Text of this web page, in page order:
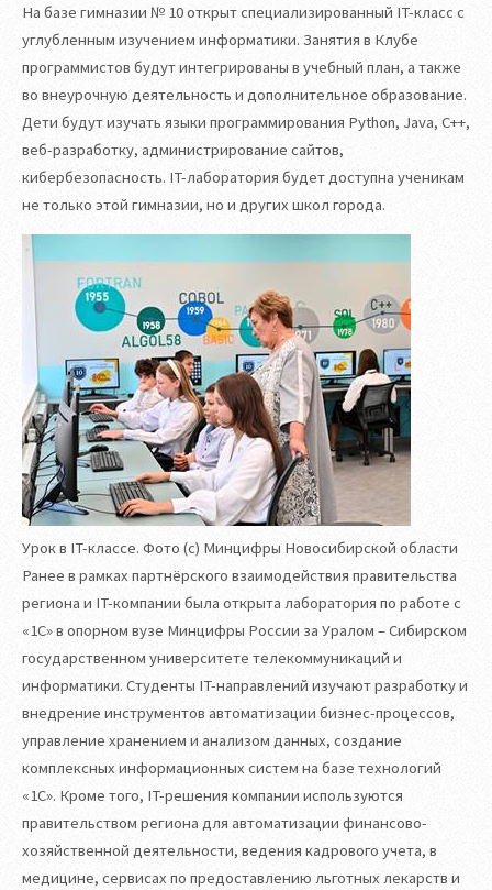
На базе гимназии № 10 открыт специализированный IT-класс с
углубленным изучением информатики. Занятия в Клубе
программистов будут интегрированы в учебный план, а также
во внеурочную деятельность и дополнительное образование.
Дети будут изучать языки программирования Python, Java, С++,
веб-разработку, администрирование сайтов,
кибербезопасность. IT-лаборатория будет доступна ученикам
не только этой гимназии, но и других школ города.
Урок в IT-классе. Фото (с) Минцифры Новосибирской области
Ранее в рамках партнёрского взаимодействия правительства
региона и IT-компании была открыта лаборатория по работе с
«1С» в опорном вузе Минцифры России за Уралом – Сибирском
государственном университете телекоммуникаций и
информатики. Студенты IT-направлений изучают разработку и
внедрение инструментов автоматизации бизнес-процессов,
управление хранением и анализом данных, создание
комплексных информационных систем на базе технологий
«1С». Кроме того, IT-решения компании используются
правительством региона для автоматизации финансово-
хозяйственной деятельности, ведения кадрового учета, в
медицине, сервисах по предоставлению льготных лекарств и